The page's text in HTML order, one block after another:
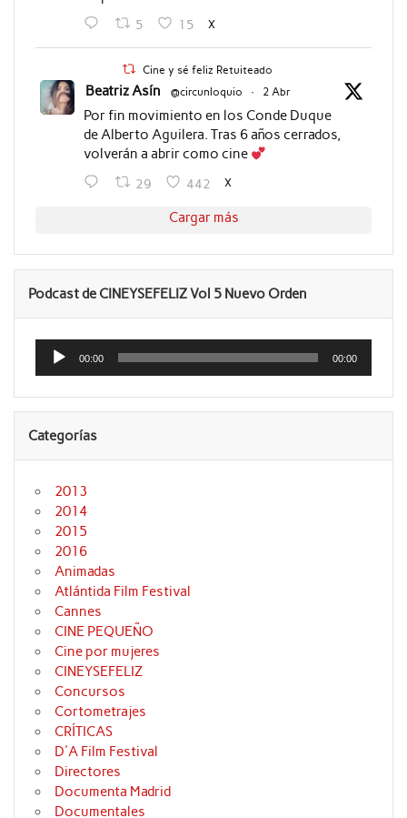
5 15 X
Cine y sé feliz Retuiteado
Beatriz Asín @circunloquio · 2 Abr
Por fin movimiento en los Conde Duque
de Alberto Aguilera. Tras 6 años cerrados,
volverán a abrir como cine
29 442 X
Cargar más
Podcast de CINEYSEFELIZ Vol 5 Nuevo Orden
Reproductor
audio
00:00 00:00
Categorías
2013
2014
2015
2016
Animadas
Atlántida Film Festival
Cannes
CINE PEQUEÑO
Cine por mujeres
CINEYSEFELIZ
Concursos
Cortometrajes
CRÍTICAS
D'A Film Festival
Directores
Documenta Madrid
Documentales